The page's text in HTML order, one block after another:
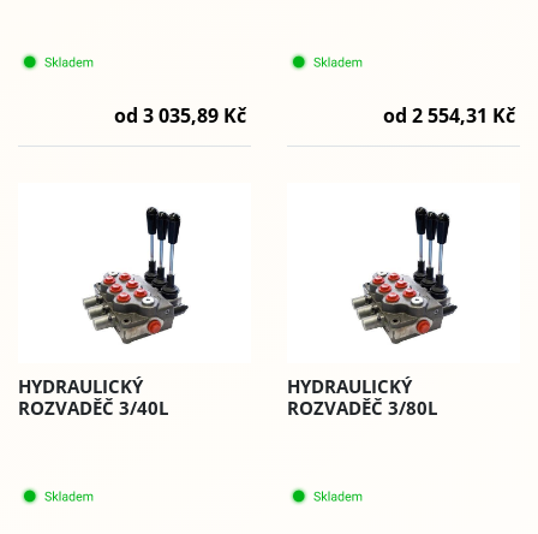
od 3 035,89 Kč od 2 554,31 Kč
HYDRAULICKÝ
ROZVADĚČ 3/40L
HYDRAULICKÝ
ROZVADĚČ 3/80L